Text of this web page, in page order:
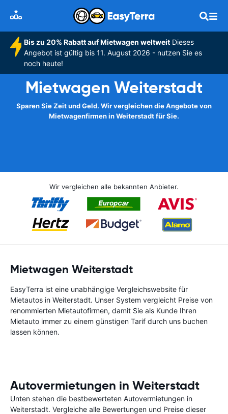
Bis zu 20% Rabatt auf Mietwagen weltweitDieses
Angebot ist gültig bis 11. August 2026 - nutzen Sie es
noch heute!
Mietwagen Weiterstadt
Sparen Sie Zeit und Geld. Wir vergleichen die Angebote von
Mietwagenfirmen in Weiterstadt für Sie.
Wir vergleichen alle bekannten Anbieter.
Mietwagen Weiterstadt
EasyTerra ist eine unabhängige Vergleichswebsite für
Mietautos in Weiterstadt. Unser System vergleicht Preise von
renommierten Mietautofirmen, damit Sie als Kunde Ihren
Mietauto immer zu einem günstigen Tarif durch uns buchen
lassen können.
Autovermietungen in Weiterstadt
Unten stehen die bestbewerteten Autovermietungen in
Weiterstadt. Vergleiche alle Bewertungen und Preise dieser